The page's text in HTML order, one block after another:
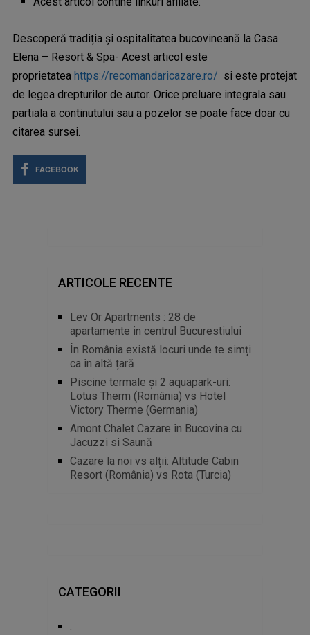
Descoperă tradiția și ospitalitatea bucovineană la Casa
Elena – Resort & Spa- Acest articol este
proprietatea https://recomandaricazare.ro/ si este protejat
de legea drepturilor de autor. Orice preluare integrala sau
partiala a continutului sau a pozelor se poate face doar cu
citarea sursei.
FACEBOOK
ARTICOLE RECENTE
Lev Or Apartments : 28 de
apartamente in centrul Bucurestiului
În România există locuri unde te simți
ca în altă țară
Piscine termale și 2 aquapark-uri:
Lotus Therm (România) vs Hotel
Victory Therme (Germania)
Amont Chalet Cazare în Bucovina cu
Jacuzzi si Saună
Cazare la noi vs alții: Altitude Cabin
Resort (România) vs Rota (Turcia)
CATEGORII